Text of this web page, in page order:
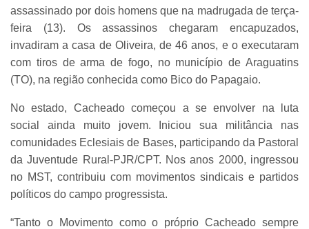
assassinado por dois homens que na madrugada de terça-
feira (13). Os assassinos chegaram encapuzados,
invadiram a casa de Oliveira, de 46 anos, e o executaram
com tiros de arma de fogo, no município de Araguatins
(TO), na região conhecida como Bico do Papagaio.
No estado, Cacheado começou a se envolver na luta
social ainda muito jovem. Iniciou sua militância nas
comunidades Eclesiais de Bases, participando da Pastoral
da Juventude Rural-PJR/CPT. Nos anos 2000, ingressou
no MST, contribuiu com movimentos sindicais e partidos
políticos do campo progressista.
“Tanto o Movimento como o próprio Cacheado sempre